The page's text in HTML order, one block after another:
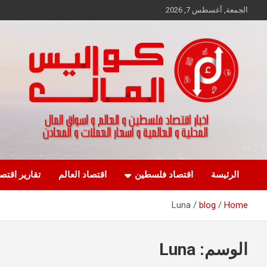
to
الجمعة, أغسطس 7, 2026
كواليس المال
الرئيسة اقتصاد فلسطين اقتصاد العالم تقارير
Home
blog
Luna
الوسم: Luna